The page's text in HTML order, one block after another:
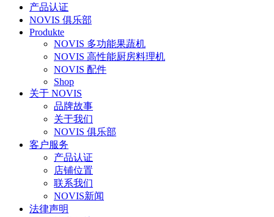
产品认证
NOVIS 俱乐部
Produkte
NOVIS 多功能果蔬机
NOVIS 高性能厨房料理机
NOVIS 配件
Shop
关于 NOVIS
品牌故事
关于我们
NOVIS 俱乐部
客户服务
产品认证
店铺位置
联系我们
NOVIS新闻
法律声明